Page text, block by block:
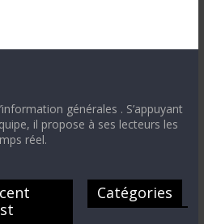
générales . S’appuyant
il propose à ses lecteurs les
réel.
Catégories